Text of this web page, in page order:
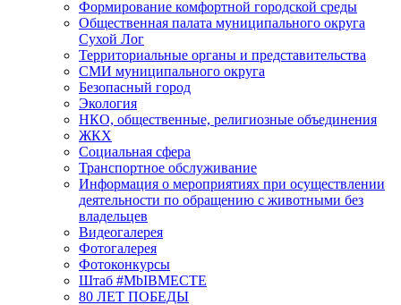
Формирование комфортной городской среды
Общественная палата муниципального округа
Сухой Лог
Территориальные органы и представительства
СМИ муниципального округа
Безопасный город
Экология
НКО, общественные, религиозные объединения
ЖКХ
Социальная сфера
Транспортное обслуживание
Информация о мероприятиях при осуществлении
деятельности по обращению с животными без
владельцев
Видеогалерея
Фотогалерея
Фотоконкурсы
Штаб #MbIBMECTE
80 ЛЕТ ПОБЕДЫ